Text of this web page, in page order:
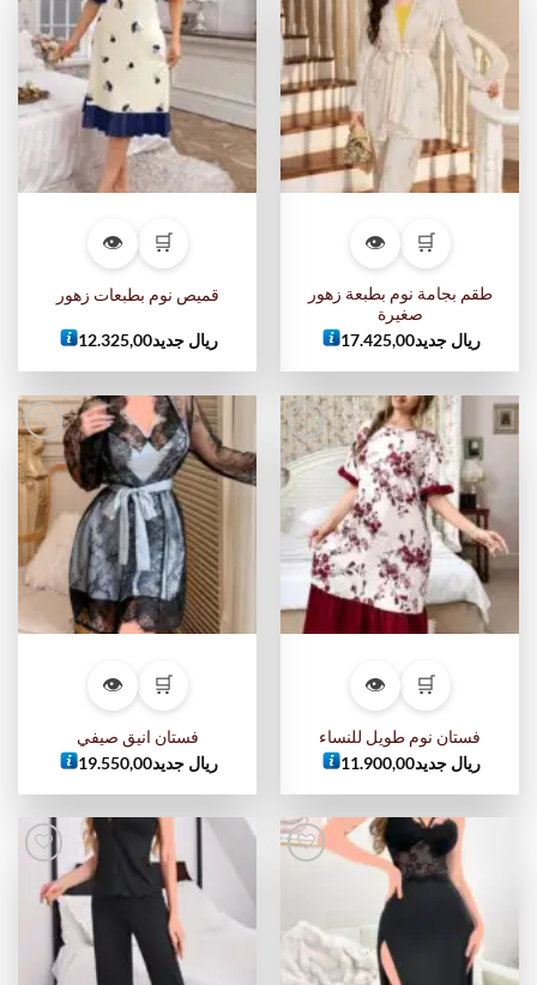
أضف
إلى
قائمة
الرغبات
🛒
👁
طقم بجامة نوم بطبعة زهور
صغيرة
ريال جديد17.425,00
إلى
قائمة
الرغبات
🛒
👁
قميص نوم بطبعات زهور
ريال جديد12.325,00
أضف
إلى
قائمة
الرغبات
🛒
👁
فستان نوم طويل للنساء
ريال جديد11.900,00
أضف
إلى
قائمة
الرغبات
🛒
👁
فستان انيق صيفي
ريال جديد19.550,00
الرغبات
إلى
قائمة